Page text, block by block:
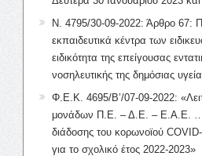
Ν. 4795/30-09-2022: Άρθρο 67:
εκπαιδευτικά κέντρα των
ειδικότητα της επείγουσας
νοσηλευτικής της δημόσιας
Φ.Ε.Κ. 4695/Β’/07-09-2022:
μονάδων Π.Ε. – Δ.Ε. – Ε.Α.Ε.
διάδοσης του κορωνοϊού
για το σχολικό έτος 2022-2023»